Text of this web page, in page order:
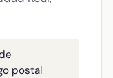
postal